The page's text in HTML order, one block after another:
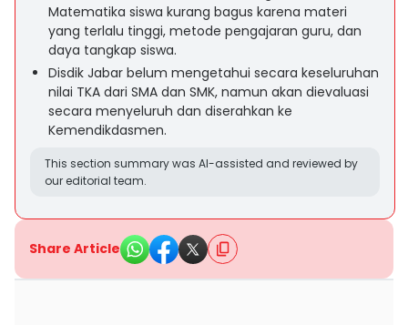
Matematika siswa kurang bagus karena materi
yang terlalu tinggi, metode pengajaran guru, dan
daya tangkap siswa.
Disdik Jabar belum mengetahui secara keseluruhan
nilai TKA dari SMA dan SMK, namun akan dievaluasi
secara menyeluruh dan diserahkan ke
Kemendikdasmen.
This section summary was AI-assisted and reviewed by
our editorial team.
Share Article